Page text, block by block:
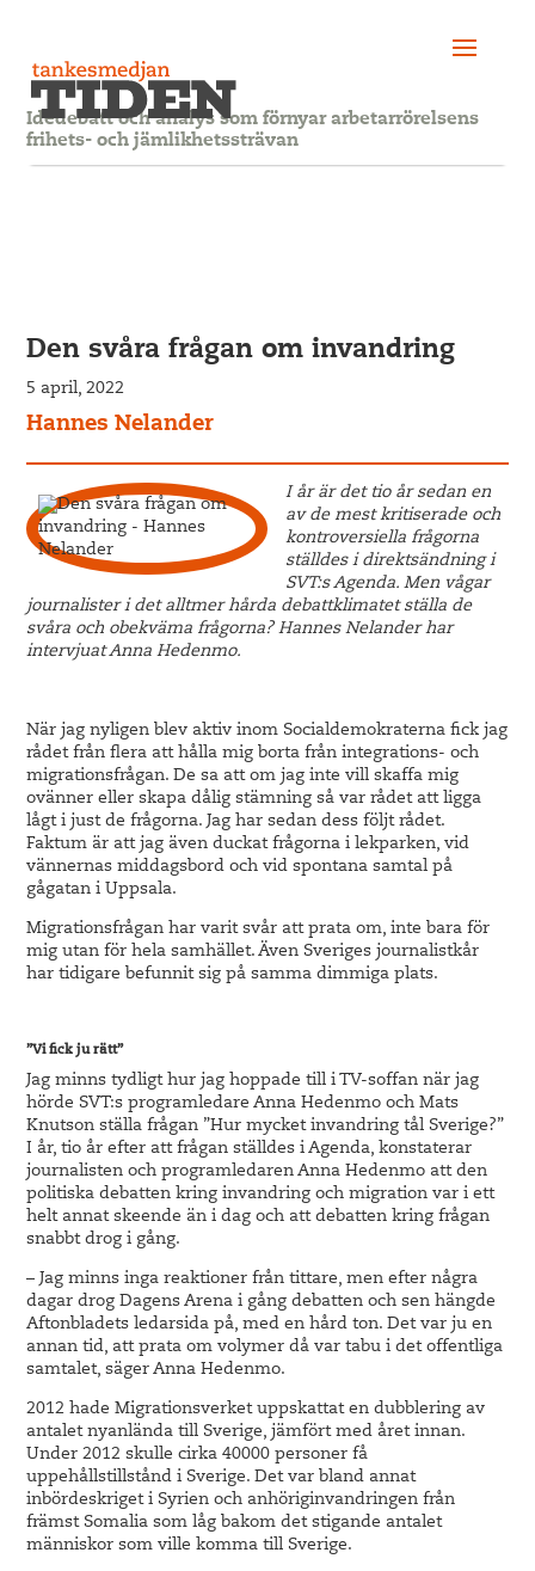
Idédebatt och analys som förnyar arbetarrörelsens
frihets- och jämlikhetssträvan
Den svåra frågan om invandring
5 april, 2022
Hannes Nelander
I år är det tio år sedan en
av de mest kritiserade och
kontroversiella frågorna
ställdes i direktsändning i
SVT:s Agenda. Men vågar
journalister i det alltmer hårda debattklimatet ställa de
svåra och obekväma frågorna? Hannes Nelander har
intervjuat Anna Hedenmo.
När jag nyligen blev aktiv inom Socialdemokraterna fick jag
rådet från flera att hålla mig borta från integrations- och
migrationsfrågan. De sa att om jag inte vill skaffa mig
ovänner eller skapa dålig stämning så var rådet att ligga
lågt i just de frågorna. Jag har sedan dess följt rådet.
Faktum är att jag även duckat frågorna i lekparken, vid
vännernas middagsbord och vid spontana samtal på
gågatan i Uppsala.
Migrationsfrågan har varit svår att prata om, inte bara för
mig utan för hela samhället. Även Sveriges journalistkår
har tidigare befunnit sig på samma dimmiga plats.
”Vi fick ju rätt”
Jag minns tydligt hur jag hoppade till i TV-soffan när jag
hörde SVT:s programledare Anna Hedenmo och Mats
Knutson ställa frågan ”Hur mycket invandring tål Sverige?”
I år, tio år efter att frågan ställdes i Agenda, konstaterar
journalisten och programledaren Anna Hedenmo att den
politiska debatten kring invandring och migration var i ett
helt annat skeende än i dag och att debatten kring frågan
snabbt drog i gång.
– Jag minns inga reaktioner från tittare, men efter några
dagar drog Dagens Arena i gång debatten och sen hängde
Aftonbladets ledarsida på, med en hård ton. Det var ju en
annan tid, att prata om volymer då var tabu i det offentliga
samtalet, säger Anna Hedenmo.
2012 hade Migrationsverket uppskattat en dubblering av
antalet nyanlända till Sverige, jämfört med året innan.
Under 2012 skulle cirka 40000 personer få
uppehållstillstånd i Sverige. Det var bland annat
inbördeskriget i Syrien och anhöriginvandringen från
främst Somalia som låg bakom det stigande antalet
människor som ville komma till Sverige.